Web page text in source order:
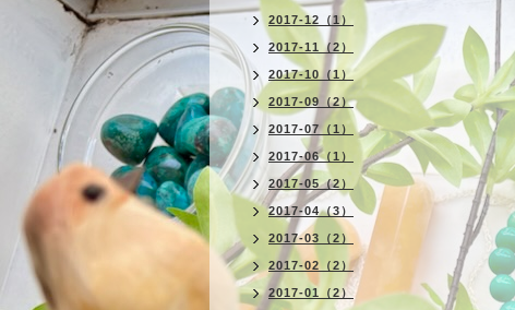
2017-12（1）
2017-11（2）
2017-10（1）
2017-09（2）
2017-07（1）
2017-06（1）
2017-05（2）
2017-04（3）
2017-03（2）
2017-02（2）
2017-01（2）